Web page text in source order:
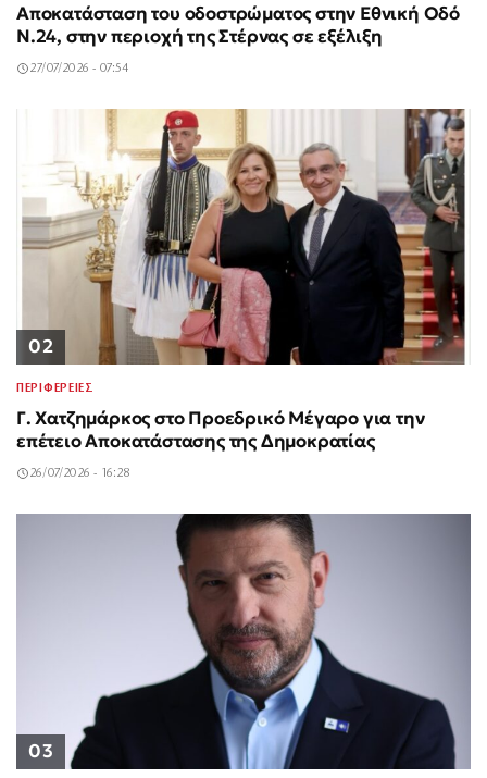
Αποκατάσταση του οδοστρώματος στην Εθνική Οδό
Ν.24, στην περιοχή της Στέρνας σε εξέλιξη
27/07/2026 - 07:54
02
ΠΕΡΙΦΕΡΕΙΕΣ
Γ. Χατζημάρκος στο Προεδρικό Μέγαρο για την
επέτειο Αποκατάστασης της Δημοκρατίας
26/07/2026 - 16:28
03